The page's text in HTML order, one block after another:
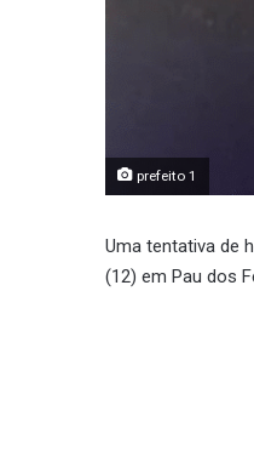
prefeito 1
Uma tentativa de
(12) em Pau dos